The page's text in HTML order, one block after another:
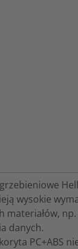
wysokie
materiałów,
danych.
PC+ABS